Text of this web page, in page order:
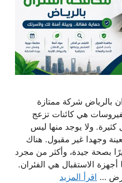
بالرياض شركة ممتازة
هي كائنات تزعج
ولا يوجد منها ليس
وجهدا غير مقبول. هناك
بصحة جيدة، وأكثر من مجرد
أجهزة الاستقبال هي الفئران.
… اقرأ المزيد